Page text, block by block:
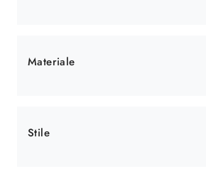
Materiale
Stile